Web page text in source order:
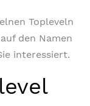
Topleveln
den Namen
interessiert.